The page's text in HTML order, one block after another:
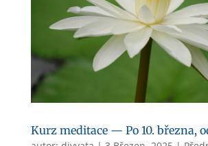
Kurz meditace — Po 10. března,